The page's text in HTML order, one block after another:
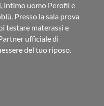
intimo uomo Perofil e
Presso la sala prova
testare materassi e
ufficiale di
del tuo riposo.